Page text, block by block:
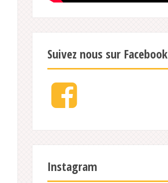
Suivez nous sur Facebook
Facebook
Instagram